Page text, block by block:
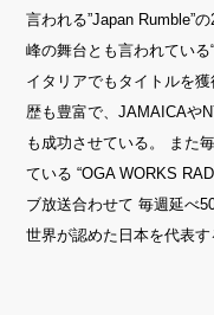
言われる”Japan Rumble”
峰の舞台とも言われている
イタリアでもタイトルを
歴も豊富で、JAMAICAや
も成功させている。 また
ている “OGA WORKS
ブ放送合わせて 毎週延べ
世界が認めた日本を代表す